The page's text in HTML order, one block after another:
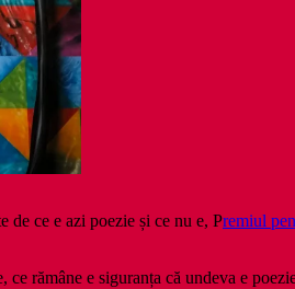
de ce e azi poezie și ce nu e, Premiul
rămâne e siguranța că undeva e